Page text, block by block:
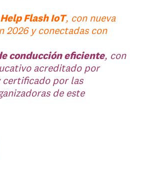
Flash IoT, con nueva
2026 y conectadas con
conducción eficiente, con
acreditado por
por las
de este